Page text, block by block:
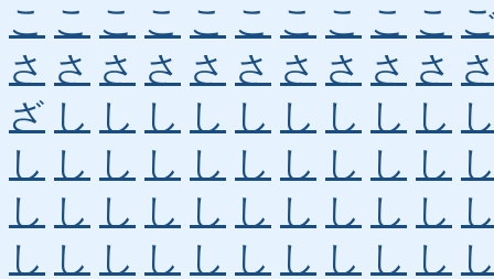
こ こ こ こ こ こ こ こ こ こ
さ さ さ さ さ さ さ さ さ さ
ざ し し し し し し し し し
し し し し し し し し し し
し し し し し し し し し し
し し し し し し し し し し